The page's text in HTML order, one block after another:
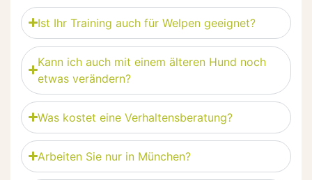
Ist Ihr Training auch für Welpen geeignet?
Kann ich auch mit einem älteren Hund noch
etwas verändern?
Was kostet eine Verhaltensberatung?
Arbeiten Sie nur in München?